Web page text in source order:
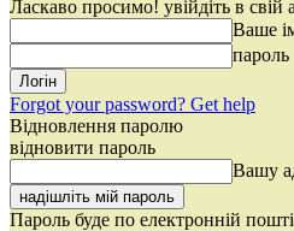
Ласкаво просимо! увійдіть в свій
Ваше
пароль
Forgot your password? Get help
Відновлення паролю
відновити пароль
Вашу
Пароль буде по електронній